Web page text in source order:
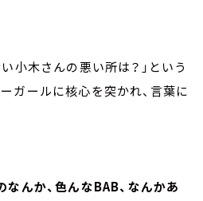
小木さんの悪い所は？」という
ガールに核心を突かれ、言葉に
なんか、色んなBAB、なんかあ